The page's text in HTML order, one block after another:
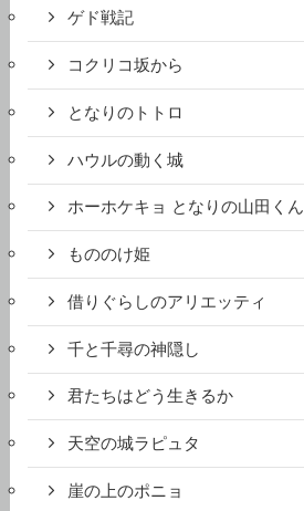
ゲド戦記
コクリコ坂から
となりのトトロ
ハウルの動く城
ホーホケキョ となりの山田くん
もののけ姫
借りぐらしのアリエッティ
千と千尋の神隠し
君たちはどう生きるか
天空の城ラピュタ
崖の上のポニョ